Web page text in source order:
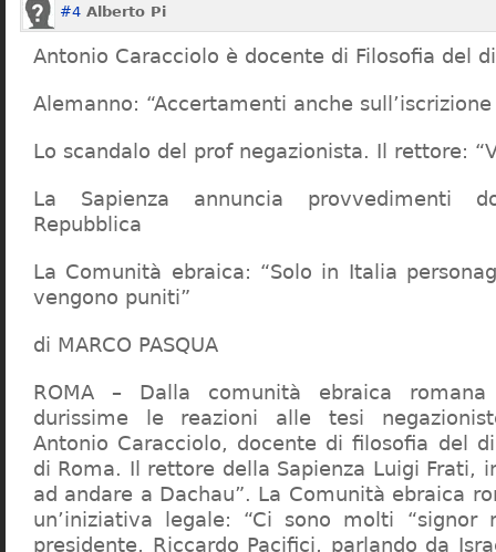
#4 Alberto Pi
Antonio Caracciolo è docente di Filosofia del
Alemanno: “Accertamenti anche
Lo scandalo del prof negazionista. Il rettore:
La Sapienza annuncia provvedimenti
Repubblica
La Comunità ebraica: “Solo in Italia
vengono puniti”
di MARCO PASQUA
ROMA – Dalla comunità ebraica
durissime le reazioni alle tesi
Antonio Caracciolo, docente di filosofia del
di Roma. Il rettore della Sapienza Luigi Frati,
ad andare a Dachau”. La Comunità ebraica
un’iniziativa legale: “Ci sono molti “signor
presidente, Riccardo Pacifici, parlando da